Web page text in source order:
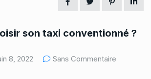
son taxi conventionné ?
8, 2022
Sans Commentaire